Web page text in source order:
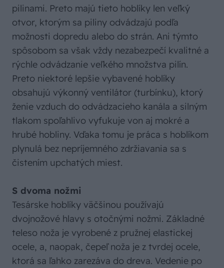
pilinami. Preto majú tieto hoblíky len veľký
otvor, ktorým sa piliny odvádzajú podľa
možnosti dopredu alebo do strán. Ani týmto
spôsobom sa však vždy nezabezpečí kvalitné a
rýchle odvádzanie veľkého množstva pilín.
Preto niektoré lepšie vybavené hoblíky
obsahujú výkonný ventilátor (turbínku), ktorý
ženie vzduch do odvádzacieho kanála a silným
tlakom spoľahlivo vyfukuje von aj mokré a
hrubé hobliny. Vďaka tomu je práca s hoblíkom
plynulá bez nepríjemného zdržiavania sa s
čistením upchatých miest.
S dvoma nožmi
Tesárske hoblíky väčšinou používajú
dvojnožové hlavy s otočnými nožmi. Základné
teleso noža je vyrobené z pružnej elastickej
ocele, a, naopak, čepeľ noža je z tvrdej ocele,
ktorá sa ľahko zarezáva do dreva. Vedenie po